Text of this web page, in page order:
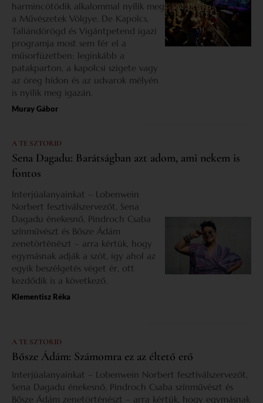
harmincötödik alkalommal nyílik meg
a Művészetek Völgye. De Kapolcs,
Taliándörögd és Vigántpetend igazi
programja most sem fér el a
műsorfüzetben: leginkább a
patakparton, a kapolcsi szigete vagy
az öreg hídon és az udvarok mélyén
is nyílik meg igazán.
Muray Gábor
A TE SZTORID
Sena Dagadu: Barátságban azt adom, ami nekem is
fontos
Interjúalanyainkat – Lobenwein
Norbert fesztiválszervezőt, Sena
Dagadu énekesnő, Pindroch Csaba
színművészt és Bősze Ádám
zenetörténészt – arra kértük, hogy
egymásnak adják a szót, így ahol az
egyik beszélgetés véget ér, ott
kezdődik is a következő.
Klementisz Réka
A TE SZTORID
Bősze Ádám: Számomra ez az éltető erő
Interjúalanyainkat – Lobenwein Norbert fesztiválszervezőt,
Sena Dagadu énekesnő, Pindroch Csaba színművészt és
Bősze Ádám zenetörténészt – arra kértük, hogy egymásnak